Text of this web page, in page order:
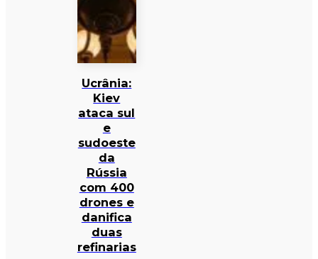
Ucrânia:
Kiev
ataca sul
e
sudoeste
da
Rússia
com 400
drones e
danifica
duas
refinarias